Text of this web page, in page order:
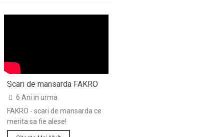
Scari de mansarda FAKRO
6 Ani in urma
FAKRO - scari de mansarda ce
merita sa fie alese!